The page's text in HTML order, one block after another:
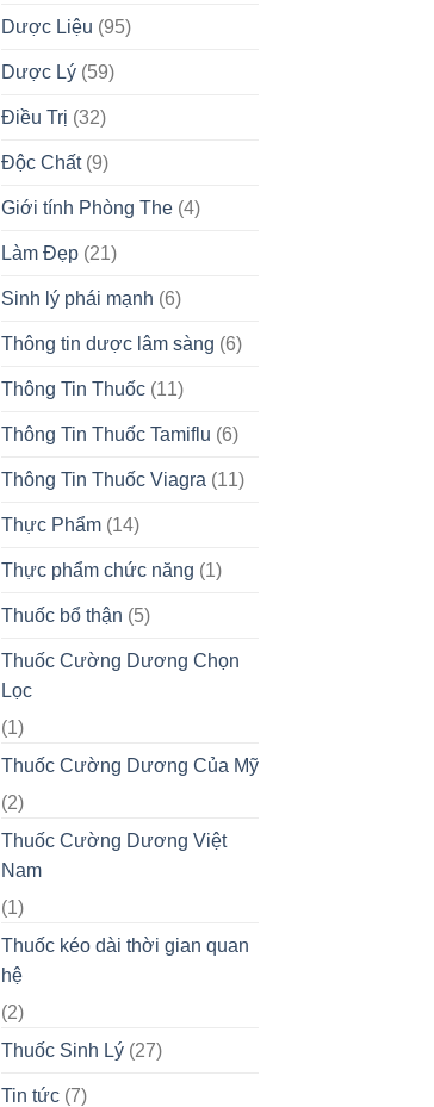
Dược Liệu (95)
Dược Lý(59)
Điều Trị (32)
Độc Chất(9)
Giới tính Phòng The(4)
Làm Đẹp(21)
Sinh lý phái mạnh (6)
Thông tin dược lâm sàng (6)
Thông Tin Thuốc(11)
Thông Tin Thuốc Tamiflu (6)
Thông Tin Thuốc Viagra (11)
Thực Phẩm(14)
Thực phẩm chức năng (1)
Thuốc bổ thận (5)
Thuốc Cường Dương Chọn
Lọc
(1)
Thuốc Cường Dương Của Mỹ
(2)
Thuốc Cường Dương Việt
Nam
(1)
Thuốc kéo dài thời gian quan
hệ
(2)
Thuốc Sinh Lý(27)
Tin tức(7)